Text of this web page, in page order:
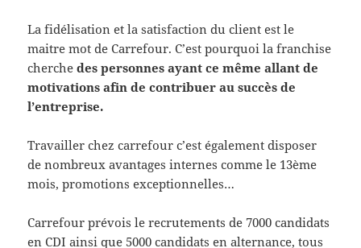
La fidélisation et la satisfaction du client est le
maitre mot de Carrefour. C’est pourquoi la franchise
cherchedes personnes ayant ce même allant de
motivations afin de contribuer au succès de
l’entreprise.
Travailler chez carrefour c’est également disposer
de nombreux avantages internes comme le 13ème
mois, promotions exceptionnelles…
Carrefour prévois le recrutements de 7000 candidats
en CDI ainsi que 5000 candidats en alternance, tous